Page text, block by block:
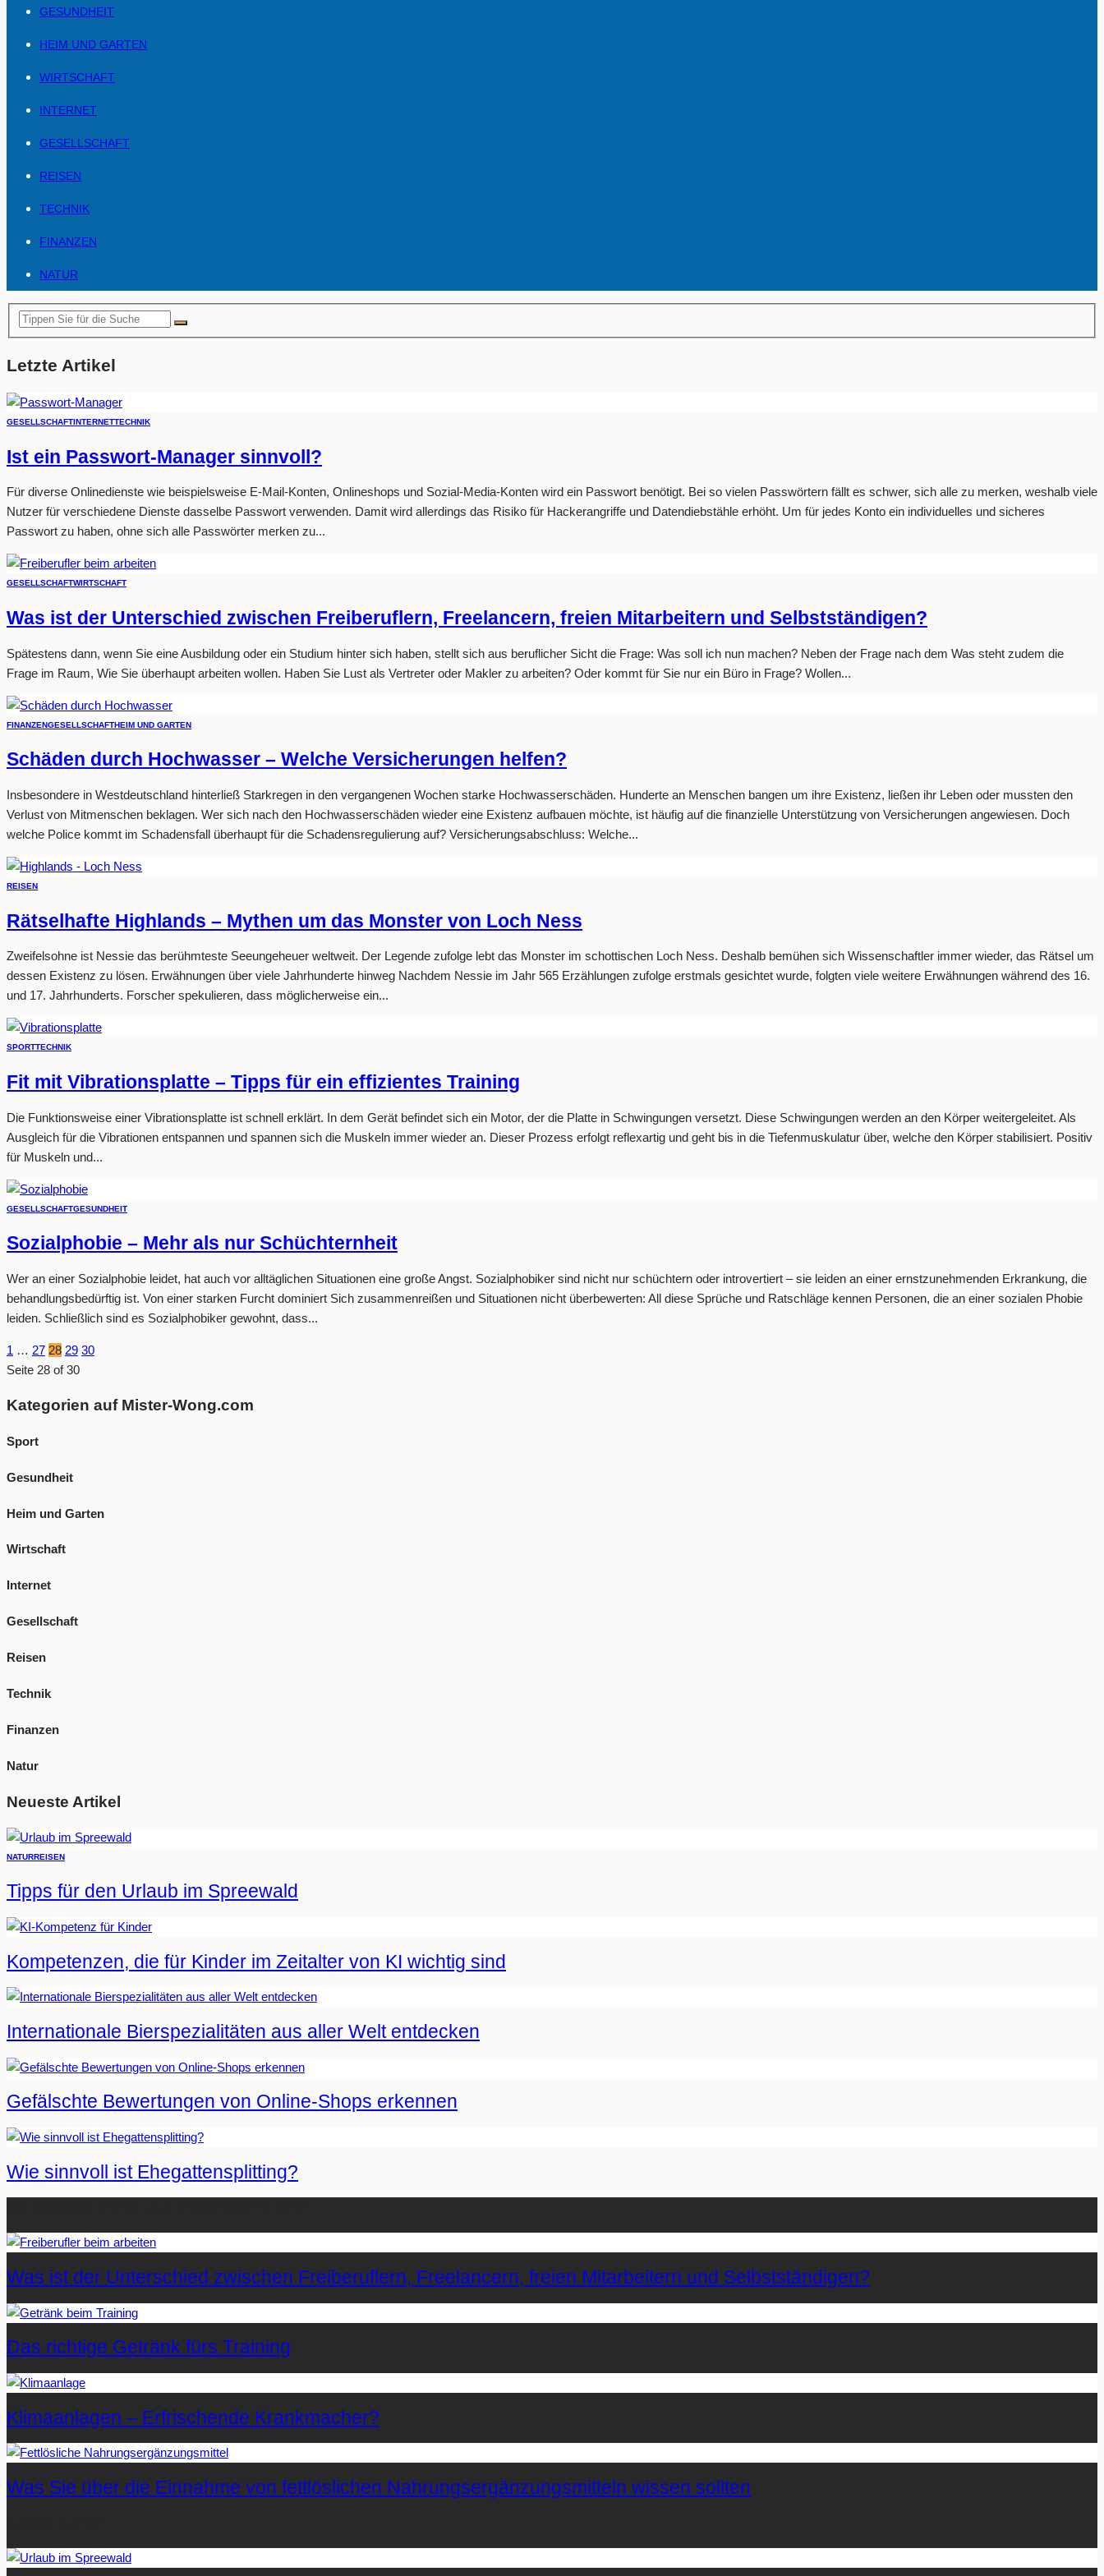
GESUNDHEIT
HEIM UND GARTEN
WIRTSCHAFT
INTERNET
GESELLSCHAFT
REISEN
TECHNIK
FINANZEN
NATUR
Letzte Artikel
GESELLSCHAFTINTERNETTECHNIK
Ist ein Passwort-Manager sinnvoll?
Für diverse Onlinedienste wie beispielsweise E-Mail-Konten, Onlineshops und Sozial-Media-Konten wird ein Passwort benötigt. Bei so vielen Passwörtern fällt es schwer, sich alle zu merken, weshalb viele
Nutzer für verschiedene Dienste dasselbe Passwort verwenden. Damit wird allerdings das Risiko für Hackerangriffe und Datendiebstähle erhöht. Um für jedes Konto ein individuelles und sicheres
Passwort zu haben, ohne sich alle Passwörter merken zu...
GESELLSCHAFTWIRTSCHAFT
Was ist der Unterschied zwischen Freiberuflern, Freelancern, freien Mitarbeitern und Selbstständigen?
Spätestens dann, wenn Sie eine Ausbildung oder ein Studium hinter sich haben, stellt sich aus beruflicher Sicht die Frage: Was soll ich nun machen? Neben der Frage nach dem Was steht zudem die
Frage im Raum, Wie Sie überhaupt arbeiten wollen. Haben Sie Lust als Vertreter oder Makler zu arbeiten? Oder kommt für Sie nur ein Büro in Frage? Wollen...
FINANZENGESELLSCHAFTHEIM UND GARTEN
Schäden durch Hochwasser – Welche Versicherungen helfen?
Insbesondere in Westdeutschland hinterließ Starkregen in den vergangenen Wochen starke Hochwasserschäden. Hunderte an Menschen bangen um ihre Existenz, ließen ihr Leben oder mussten den
Verlust von Mitmenschen beklagen. Wer sich nach den Hochwasserschäden wieder eine Existenz aufbauen möchte, ist häufig auf die finanzielle Unterstützung von Versicherungen angewiesen. Doch
welche Police kommt im Schadensfall überhaupt für die Schadensregulierung auf? Versicherungsabschluss: Welche...
REISEN
Rätselhafte Highlands – Mythen um das Monster von Loch Ness
Zweifelsohne ist Nessie das berühmteste Seeungeheuer weltweit. Der Legende zufolge lebt das Monster im schottischen Loch Ness. Deshalb bemühen sich Wissenschaftler immer wieder, das Rätsel um
dessen Existenz zu lösen. Erwähnungen über viele Jahrhunderte hinweg Nachdem Nessie im Jahr 565 Erzählungen zufolge erstmals gesichtet wurde, folgten viele weitere Erwähnungen während des 16.
und 17. Jahrhunderts. Forscher spekulieren, dass möglicherweise ein...
SPORTTECHNIK
Fit mit Vibrationsplatte – Tipps für ein effizientes Training
Die Funktionsweise einer Vibrationsplatte ist schnell erklärt. In dem Gerät befindet sich ein Motor, der die Platte in Schwingungen versetzt. Diese Schwingungen werden an den Körper weitergeleitet. Als
Ausgleich für die Vibrationen entspannen und spannen sich die Muskeln immer wieder an. Dieser Prozess erfolgt reflexartig und geht bis in die Tiefenmuskulatur über, welche den Körper stabilisiert. Positiv
für Muskeln und...
GESELLSCHAFTGESUNDHEIT
Sozialphobie – Mehr als nur Schüchternheit
Wer an einer Sozialphobie leidet, hat auch vor alltäglichen Situationen eine große Angst. Sozialphobiker sind nicht nur schüchtern oder introvertiert – sie leiden an einer ernstzunehmenden Erkrankung, die
behandlungsbedürftig ist. Von einer starken Furcht dominiert Sich zusammenreißen und Situationen nicht überbewerten: All diese Sprüche und Ratschläge kennen Personen, die an einer sozialen Phobie
leiden. Schließlich sind es Sozialphobiker gewohnt, dass...
1 … 27 28 29 30
Seite 28 of 30
Kategorien auf Mister-Wong.com
Sport
Gesundheit
Heim und Garten
Wirtschaft
Internet
Gesellschaft
Reisen
Technik
Finanzen
Natur
Neueste Artikel
NATURREISEN
Tipps für den Urlaub im Spreewald
Kompetenzen, die für Kinder im Zeitalter von KI wichtig sind
Internationale Bierspezialitäten aus aller Welt entdecken
Gefälschte Bewertungen von Online-Shops erkennen
Wie sinnvoll ist Ehegattensplitting?
Was ist der Unterschied zwischen Freiberuflern, Freelancern, freien Mitarbeitern und Selbstständigen?
Das richtige Getränk fürs Training
Klimaanlagen – Erfrischende Krankmacher?
Was Sie über die Einnahme von fettlöslichen Nahrungsergänzungsmitteln wissen sollten